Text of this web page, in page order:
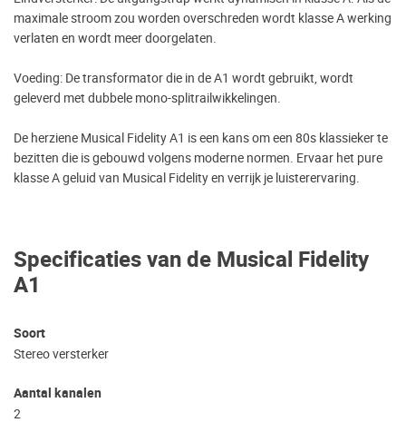
Specificaties van de Musical Fidelity
A1
Soort
Stereo versterker
Aantal kanalen
2
maximale stroom zou worden overschreden wordt klasse A werking
verlaten en wordt meer doorgelaten.
Voeding: De transformator die in de A1 wordt gebruikt, wordt
geleverd met dubbele mono-splitrailwikkelingen.
De herziene Musical Fidelity A1 is een kans om een 80s klassieker te
bezitten die is gebouwd volgens moderne normen. Ervaar het pure
klasse A geluid van Musical Fidelity en verrijk je luisterervaring.